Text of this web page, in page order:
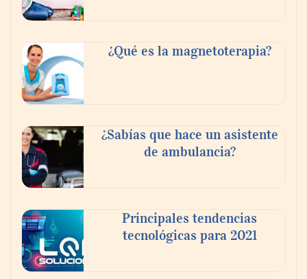
dormitorios originales
¿Vender tu piso por tu cuenta o con
inmobiliaria? Lo que nadie te cuenta sobre
¿Qué es la magnetoterapia?
¿Sabías que hace un asistente
de ambulancia?
Principales tendencias
tecnológicas para 2021